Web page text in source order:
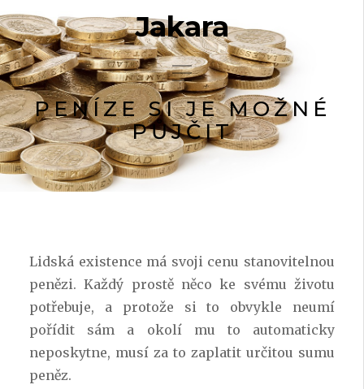
Jakara
PENÍZE SI JE MOŽNÉ
PŮJČIT
Lidská existence má svoji cenu stanovitelnou
penězi. Každý prostě něco ke svému životu
potřebuje, a protože si to obvykle neumí
pořídit sám a okolí mu to automaticky
neposkytne, musí za to zaplatit určitou sumu
peněz.